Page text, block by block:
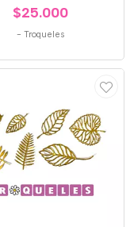
$25.000
- Troqueles